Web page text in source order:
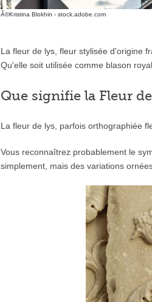
Â©Kristina Blokhin - stock.adobe.com
La fleur de lys, fleur stylisée d'origine
Qu'elle soit utilisée comme blason
Que signifie la Fleur
La fleur de lys, parfois orthographiée
Vous reconnaîtrez probablement le
simplement, mais des variations